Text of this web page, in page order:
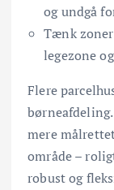
og undgå
Tænk
legezone
Flere
mere
område –
robust og